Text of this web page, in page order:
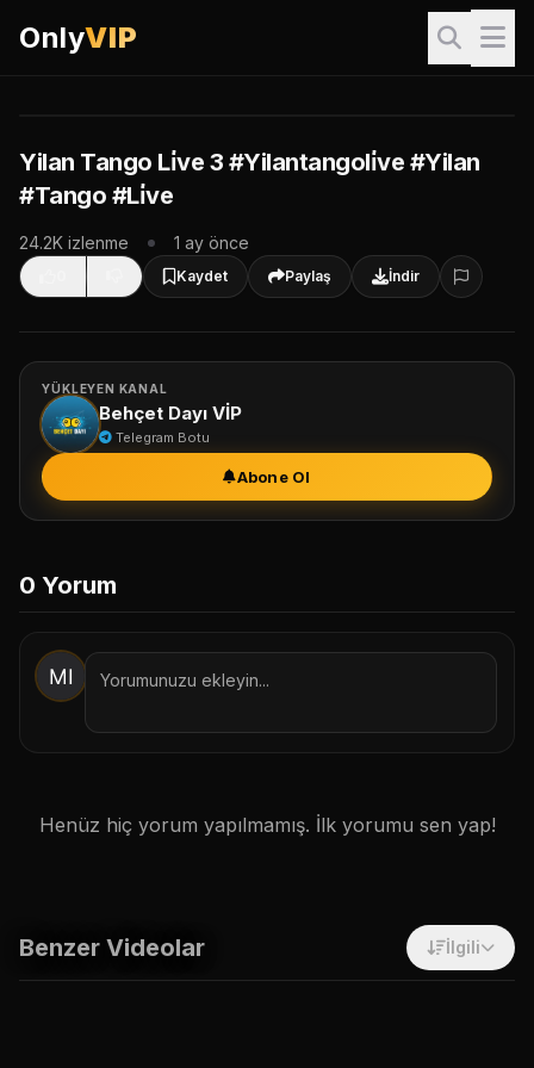
OnlyVIP
Giriş Yap & İzle
Yilan Tango Li̇ve 3 #Yilantangoli̇ve #Yilan
#Tango #Li̇ve
24.2K izlenme 1 ay önce
Kaydet Paylaş İndir
YÜKLEYEN KANAL
Behçet Dayı VİP
Telegram Botu
Abone Ol
0 Yorum
Henüz hiç yorum yapılmamış. İlk yorumu sen yap!
Benzer Videolar İlgili